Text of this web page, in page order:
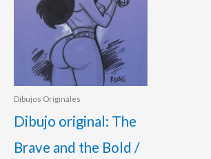
Dibujos Originales
Dibujo original: The
Brave and the Bold /